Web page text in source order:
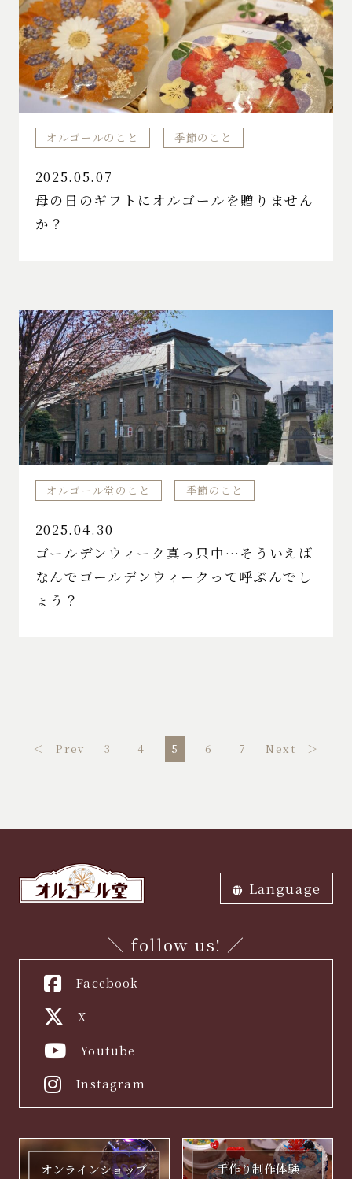
オルゴールのこと 季節のこと
2025.05.07
母の日のギフトにオルゴールを贈りません
か？
オルゴール堂のこと 季節のこと
2025.04.30
ゴールデンウィーク真っ只中…そういえば
なんでゴールデンウィークって呼ぶんでし
ょう？
＜ Prev 3 4 5 6 7 Next ＞
Language
＼ follow us! ／
Facebook
X
Youtube
Instagram
オンラインショップ 手作り制作体験